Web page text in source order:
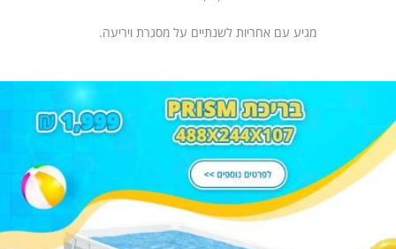
מגיע עם אחריות לשנתיים על מסגרת ויריעה.